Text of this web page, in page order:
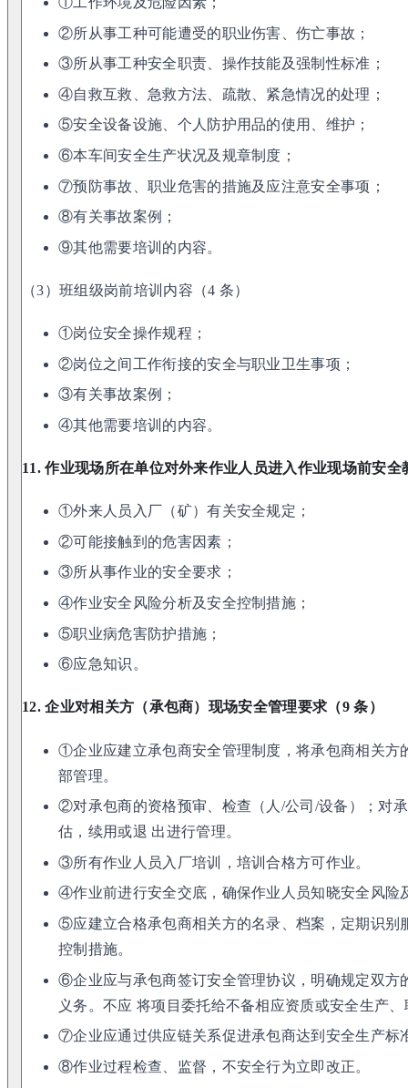
②所从事工种可能遭受的职业伤害、伤亡事故；
③所从事工种安全职责、操作技能及强制性标准；
④自救互救、急救方法、疏散、紧急情况的处理；
⑤安全设备设施、个人防护用品的使用、维护；
⑥本车间安全生产状况及规章制度；
⑦预防事故、职业危害的措施及应注意安全事项；
⑧有关事故案例；
⑨其他需要培训的内容。
（3）班组级岗前培训内容（4 条）
①岗位安全操作规程；
②岗位之间工作衔接的安全与职业卫生事项；
③有关事故案例；
④其他需要培训的内容。
11. 作业现场所在单位对外来作业人员进入作业现场前安
①外来人员入厂（矿）有关安全规定；
②可能接触到的危害因素；
③所从事作业的安全要求；
④作业安全风险分析及安全控制措施；
⑤职业病危害防护措施；
⑥应急知识。
12. 企业对相关方（承包商）现场安全管理要求（9 条）
①企业应建立承包商安全管理制度，将承包商相关方
部管理。
②对承包商的资格预审、检查（人/公司/设备）；对
估，续用或退 出进行管理。
③所有作业人员入厂培训，培训合格方可作业。
④作业前进行安全交底，确保作业人员知晓安全风险
⑤应建立合格承包商相关方的名录、档案，定期识别
控制措施。
⑥企业应与承包商签订安全管理协议，明确规定双方
义务。不应 将项目委托给不备相应资质或安全生产
⑦企业应通过供应链关系促进承包商达到安全生产标
⑧作业过程检查、监督，不安全行为立即改正。